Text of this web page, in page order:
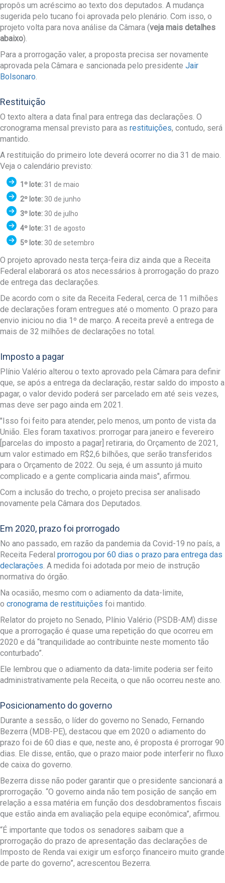
propôs um acréscimo ao texto dos deputados. A mudança
sugerida pelo tucano foi aprovada pelo plenário. Com isso, o
projeto volta para nova análise da Câmara (veja mais detalhes
abaixo).
Para a prorrogação valer, a proposta precisa ser novamente
aprovada pela Câmara e sancionada pelo presidente Jair
Bolsonaro.
Restituição
O texto altera a data final para entrega das declarações. O
cronograma mensal previsto para as restituições, contudo, será
mantido.
A restituição do primeiro lote deverá ocorrer no dia 31 de maio.
Veja o calendário previsto:
1º lote: 31 de maio
2º lote: 30 de junho
3º lote: 30 de julho
4º lote: 31 de agosto
5º lote: 30 de setembro
O projeto aprovado nesta terça-feira diz ainda que a Receita
Federal elaborará os atos necessários à prorrogação do prazo
de entrega das declarações.
De acordo com o site da Receita Federal, cerca de 11 milhões
de declarações foram entregues até o momento. O prazo para
envio iniciou no dia 1º de março. A receita prevê a entrega de
mais de 32 milhões de declarações no total.
Imposto a pagar
Plínio Valério alterou o texto aprovado pela Câmara para definir
que, se após a entrega da declaração, restar saldo do imposto a
pagar, o valor devido poderá ser parcelado em até seis vezes,
mas deve ser pago ainda em 2021.
"Isso foi feito para atender, pelo menos, um ponto de vista da
União. Eles foram taxativos: prorrogar para janeiro e fevereiro
[parcelas do imposto a pagar] retiraria, do Orçamento de 2021,
um valor estimado em R$2,6 bilhões, que serão transferidos
para o Orçamento de 2022. Ou seja, é um assunto já muito
complicado e a gente complicaria ainda mais", afirmou.
Com a inclusão do trecho, o projeto precisa ser analisado
novamente pela Câmara dos Deputados.
Em 2020, prazo foi prorrogado
No ano passado, em razão da pandemia da Covid-19 no país, a
Receita Federal prorrogou por 60 dias o prazo para entrega das
declarações. A medida foi adotada por meio de instrução
normativa do órgão.
Na ocasião, mesmo com o adiamento da data-limite,
o cronograma de restituições foi mantido.
Relator do projeto no Senado, Plínio Valério (PSDB-AM) disse
que a prorrogação é quase uma repetição do que ocorreu em
2020 e dá “tranquilidade ao contribuinte neste momento tão
conturbado”.
Ele lembrou que o adiamento da data-limite poderia ser feito
administrativamente pela Receita, o que não ocorreu neste ano.
Posicionamento do governo
Durante a sessão, o líder do governo no Senado, Fernando
Bezerra (MDB-PE), destacou que em 2020 o adiamento do
prazo foi de 60 dias e que, neste ano, é proposta é prorrogar 90
dias. Ele disse, então, que o prazo maior pode interferir no fluxo
de caixa do governo.
Bezerra disse não poder garantir que o presidente sancionará a
prorrogação. “O governo ainda não tem posição de sanção em
relação a essa matéria em função dos desdobramentos fiscais
que estão ainda em avaliação pela equipe econômica”, afirmou.
“É importante que todos os senadores saibam que a
prorrogação do prazo de apresentação das declarações de
Imposto de Renda vai exigir um esforço financeiro muito grande
de parte do governo”, acrescentou Bezerra.